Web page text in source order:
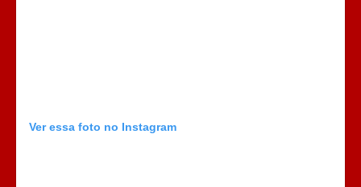
Ver essa foto no Instagram